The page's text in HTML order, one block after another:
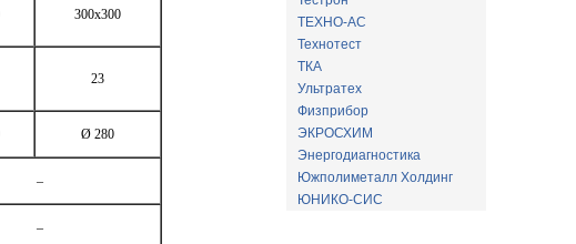
300x300
23
Ø 280
–
–
ТЕХНО-АС
Технотест
ТКА
Ультратех
Физприбор
ЭКРОСХИМ
Энергодиагностика
Южполиметалл Холдинг
ЮНИКО-СИС